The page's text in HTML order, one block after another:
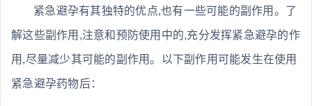
紧急避孕有其独特的优点,也有一些可能的副作用。了
解这些副作用,注意和预防使用中的,充分发挥紧急避孕的作
用,尽量减少其可能的副作用。以下副作用可能发生在使用
紧急避孕药物后：